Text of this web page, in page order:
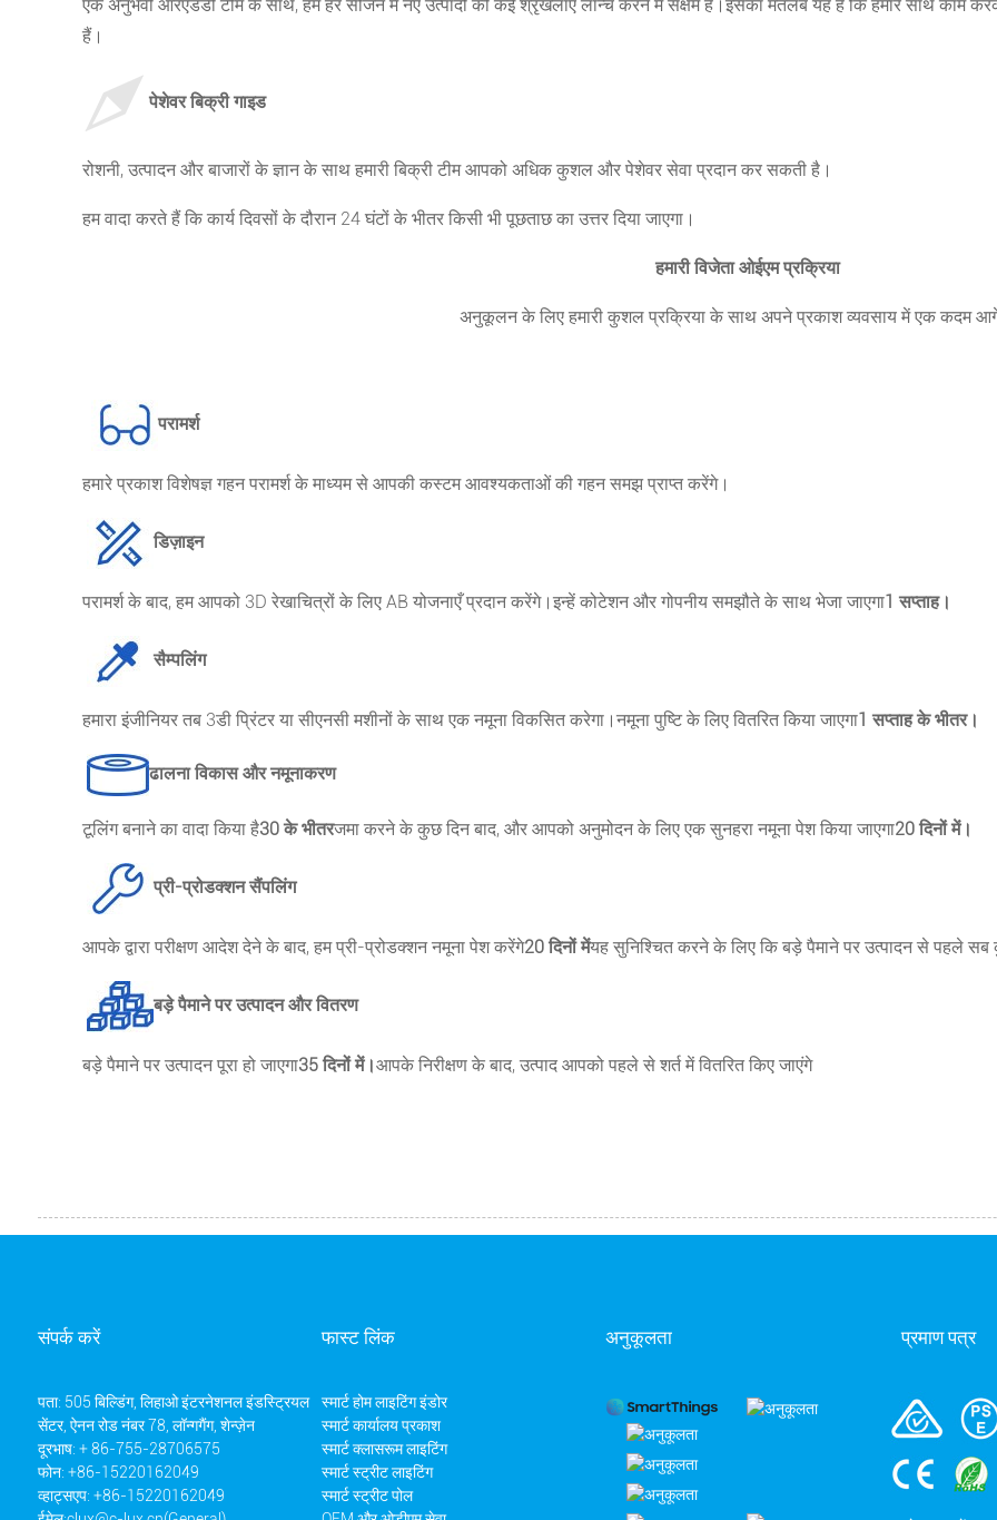
एक अनुभवी आरएंडडी टीम के साथ, हम हर सीजन में नए उत्पादों की कई श्रृंखलाएं लॉन्च करने में सक्षम हैं।इसका मतलब यह है कि हमारे साथ काम
हैं।
पेशेवर बिक्री गाइड
रोशनी, उत्पादन और बाजारों के ज्ञान के साथ हमारी बिक्री टीम आपको अधिक कुशल और पेशेवर सेवा प्रदान कर सकती है।
हम वादा करते हैं कि कार्य दिवसों के दौरान 24 घंटों के भीतर किसी भी पूछताछ का उत्तर दिया जाएगा।
हमारी विजेता ओईएम प्रक्रिया
अनुकूलन के लिए हमारी कुशल प्रक्रिया के साथ अपने प्रकाश व्यवसाय में एक कदम
परामर्श
हमारे प्रकाश विशेषज्ञ गहन परामर्श के माध्यम से आपकी कस्टम आवश्यकताओं की गहन समझ प्राप्त करेंगे।
डिज़ाइन
परामर्श के बाद, हम आपको 3D रेखाचित्रों के लिए AB योजनाएँ प्रदान करेंगे।इन्हें कोटेशन और गोपनीय समझौते के साथ भेजा जाएगा1 सप्ताह।
सैम्पलिंग
हमारा इंजीनियर तब 3डी प्रिंटर या सीएनसी मशीनों के साथ एक नमूना विकसित करेगा।नमूना पुष्टि के लिए वितरित किया जाएगा1 सप्ताह के भीतर।
ढालना विकास और नमूनाकरण
टूलिंग बनाने का वादा किया है30 के भीतरजमा करने के कुछ दिन बाद, और आपको अनुमोदन के लिए एक सुनहरा नमूना पेश किया जाएगा20 दिनों में।
प्री-प्रोडक्शन सैंपलिंग
आपके द्वारा परीक्षण आदेश देने के बाद, हम प्री-प्रोडक्शन नमूना पेश करेंगे20 दिनों मेंयह सुनिश्चित करने के लिए कि बड़े पैमाने पर उत्पादन से पहले सब
बड़े पैमाने पर उत्पादन और वितरण
बड़े पैमाने पर उत्पादन पूरा हो जाएगा35 दिनों में।आपके निरीक्षण के बाद, उत्पाद आपको पहले से शर्त में वितरित किए जाएंगे
संपर्क करें
पता: 505 बिल्डिंग, लिहाओ इंटरनेशनल इंडस्ट्रियल
सेंटर, ऐनन रोड नंबर 78, लॉन्गगैंग, शेन्ज़ेन
दूरभाष: + 86-755-28706575
फोन: +86-15220162049
व्हाट्सएप: +86-15220162049
फास्ट लिंक
स्मार्ट होम लाइटिंग इंडोर
स्मार्ट कार्यालय प्रकाश
स्मार्ट क्लासरूम लाइटिंग
स्मार्ट स्ट्रीट लाइटिंग
स्मार्ट स्ट्रीट पोल
अनुकूलता प्रमाण पत्र